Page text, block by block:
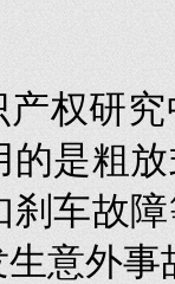
权研
是粗
车故
意外事